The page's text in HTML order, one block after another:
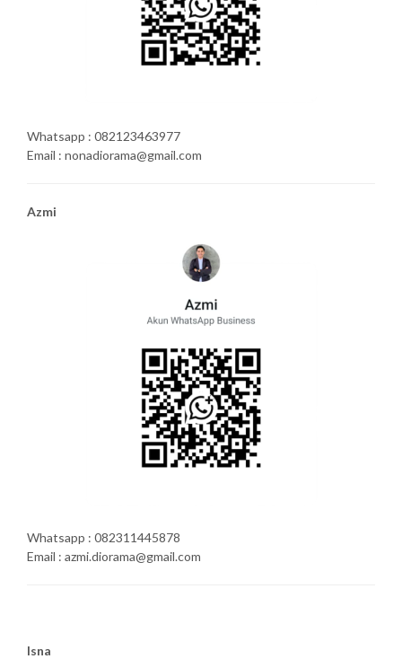
Whatsapp : 082123463977
Email : nonadiorama@gmail.com
Azmi
Whatsapp : 082311445878
Email : azmi.diorama@gmail.com
Isna